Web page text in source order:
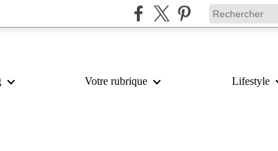
Votre rubrique Lifestyle